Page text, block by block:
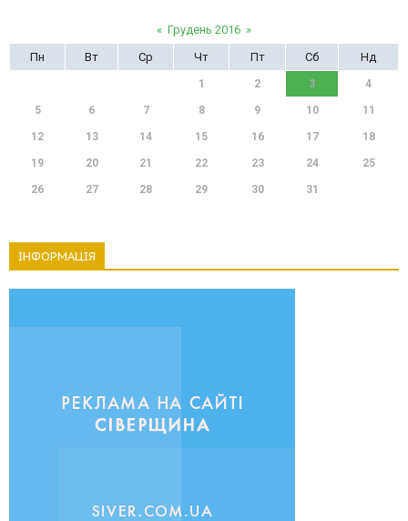
« Грудень 2016 »
Пн
Вт Ср Чт Пт Сб Нд
1 2 3 4
5 6 7 8 9 10 11
12 13 14 15 16 17 18
19 20 21 22 23 24 25
26 27 28 29 30 31
ІНФОРМАЦІЯ